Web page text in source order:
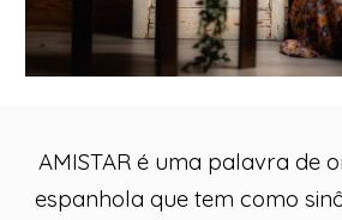
AMISTAR é uma palavra de
espanhola que tem como